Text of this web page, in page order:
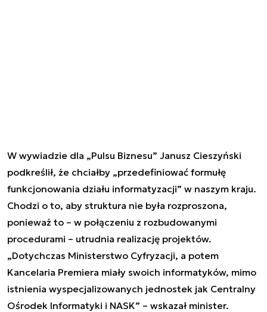
W wywiadzie dla „Pulsu Biznesu” Janusz Cieszyński
podkreślił, że chciałby „przedefiniować formułę
funkcjonowania działu informatyzacji” w naszym kraju.
Chodzi o to, aby struktura nie była rozproszona,
ponieważ to – w połączeniu z rozbudowanymi
procedurami – utrudnia realizację projektów.
„Dotychczas Ministerstwo Cyfryzacji, a potem
Kancelaria Premiera miały swoich informatyków, mimo
istnienia wyspecjalizowanych jednostek jak Centralny
Ośrodek Informatyki i NASK” – wskazał minister.